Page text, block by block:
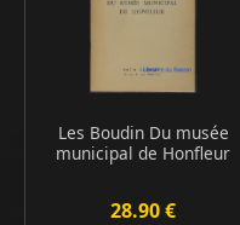
Les Boudin Du musée
municipal de Honfleur
28.90 €